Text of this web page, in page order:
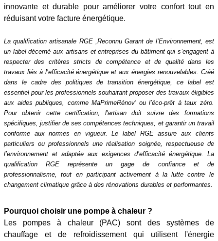
innovante et durable pour améliorer votre confort tout en
réduisant votre facture énergétique.
La qualification artisanale RGE ,Reconnu Garant de l’Environnement, est
un label décerné aux artisans et entreprises du bâtiment qui s’engagent à
respecter des critères stricts de compétence et de qualité dans les
travaux liés à l’efficacité énergétique et aux énergies renouvelables. Créé
dans le cadre des politiques de transition énergétique, ce label est
essentiel pour les professionnels souhaitant proposer des travaux éligibles
aux aides publiques, comme MaPrimeRénov' ou l’éco-prêt à taux zéro.
Pour obtenir cette certification, l'artisan doit suivre des formations
spécifiques, justifier de ses compétences techniques, et garantir un travail
conforme aux normes en vigueur. Le label RGE assure aux clients
particuliers ou professionnels une réalisation soignée, respectueuse de
l’environnement et adaptée aux exigences d’efficacité énergétique. L a
qualification RGE représente un gage de confiance et de
professionnalisme, tout en participant activement à la lutte contre le
changement climatique grâce à des rénovations durables et performantes.
Pourquoi choisir une pompe à chaleur ?
Les pompes à chaleur (PAC) sont des systèmes de
chauffage et de refroidissement qui utilisent l'énergie